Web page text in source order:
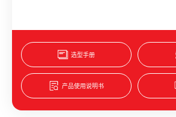
选型手册
产品使用说明书